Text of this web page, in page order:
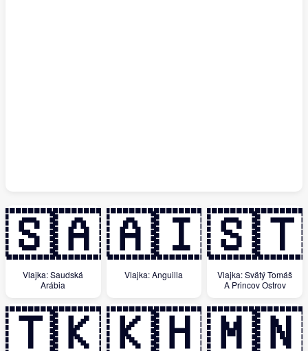
🇸🇦
Vlajka: Saudská
Arábia
🇦🇮
Vlajka: Anguilla
🇸🇹
Vlajka: Svätý Tomáš
A Princov Ostrov
🇹🇰🇰🇭🇲🇳